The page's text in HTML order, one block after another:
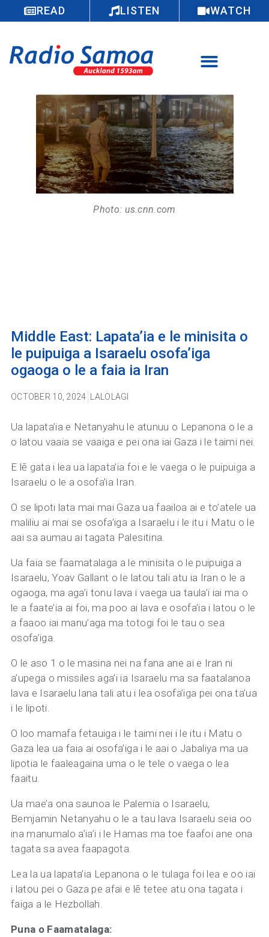
READ LISTEN WATCH
Photo: us.cnn.com
Middle East: Lapata’ia e le minisita o
le puipuiga a Isaraelu osofa’iga
ogaoga o le a faia ia Iran
OCTOBER 10, 2024 LALOLAGI
Ua lapata’ia e Netanyahu le atunuu o Lepanona o le a
o latou vaaia se vaaiga e pei ona iai Gaza i le taimi nei.
E lē gata i lea ua lapata’ia foi e le vaega o le puipuiga a
Isaraelu o le a osofa’ia Iran.
O se lipoti lata mai mai Gaza ua faailoa ai e to’atele ua
maliliu ai mai se osofa’iga a Isaraelu i le itu i Matu o le
aai sa aumau ai tagata Palesitina.
Ua faia se faamatalaga a le minisita o le puipuiga a
Isaraelu, Yoav Gallant o le latou tali atu ia Iran o le a
ogaoga, ma aga’i tonu lava i vaega ua taula’i iai ma o
le a faate’ia ai foi, ma poo ai lava e osofa’ia i latou o le
a faaoo iai manu’aga ma totogi foi le tau o sea
osofa’iga.
O le aso 1 o le masina nei na fana ane ai e Iran ni
a’upega o missiles aga’i ia Isaraelu ma sa faatalanoa
lava e Isaraelu lana tali atu i lea osofa’iga pei ona ta’ua
i le lipoti.
O loo mamafa fetauiga i le taimi nei i le itu i Matu o
Gaza lea ua faia ai osofa’iga i le aai o Jabaliya ma ua
lipotia le faaleagaina uma o le tele o vaega o lea
faaitu.
Ua mae’a ona saunoa le Palemia o Isaraelu,
Bemjamin Netanyahu o le a tau lava Isaraelu seia oo
ina manumalo a’ia’i i le Hamas ma toe faafoi ane ona
tagata sa avea faapagota.
Lea la ua lapata’ia Lepanona o le tulaga foi lea e oo iai
i latou pei o Gaza pe afai e lē tetee atu ona tagata i
faiga a le Hezbollah.
Puna o Faamatalaga: